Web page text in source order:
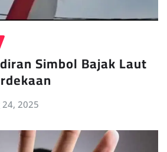
Simbol Bajak Laut
24, 2025